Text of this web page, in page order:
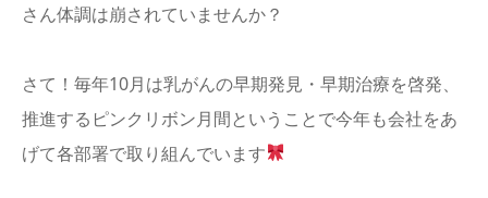
さん体調は崩されていませんか？
さて！毎年10月は乳がんの早期発見・早期治療を啓発、
推進するピンクリボン月間ということで今年も会社をあ
げて各部署で取り組んでいます